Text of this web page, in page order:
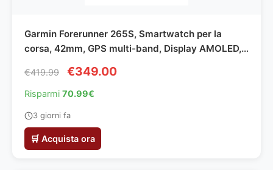
Garmin Forerunner 265S, Smartwatch per la
corsa, 42mm, GPS multi-band, Display AMOLED,
Tempi di recupero, Autonomia fino a 15 giorni
(Whitestone)
€419.99 €349.00
Risparmi 70.99€
3 giorni fa
🛒 Acquista ora